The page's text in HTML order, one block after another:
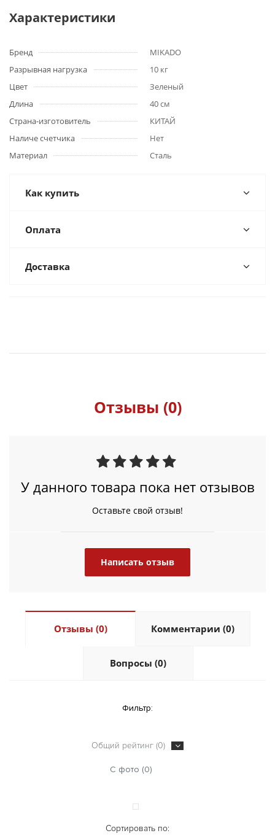
Характеристики
Бренд
MIKADO
Разрывная нагрузка
10 кг
Цвет
Зеленый
Длина
40 см
Страна-изготовитель
КИТАЙ
Наличе счетчика
Нет
Материал
Сталь
Как купить
Оплата
Доставка
Отзывы (0)
У данного товара пока нет отзывов
Оставьте свой отзыв!
Написать отзыв
Отзывы (0) Комментарии (0)
Вопросы (0)
Фильтр:
Общий рейтинг (0)
С фото (0)
Сортировать по: